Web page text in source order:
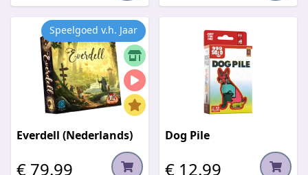
Speelgoed v.h. Jaar
Everdell (Nederlands)
€ 79.99
Dog Pile
€ 12.99